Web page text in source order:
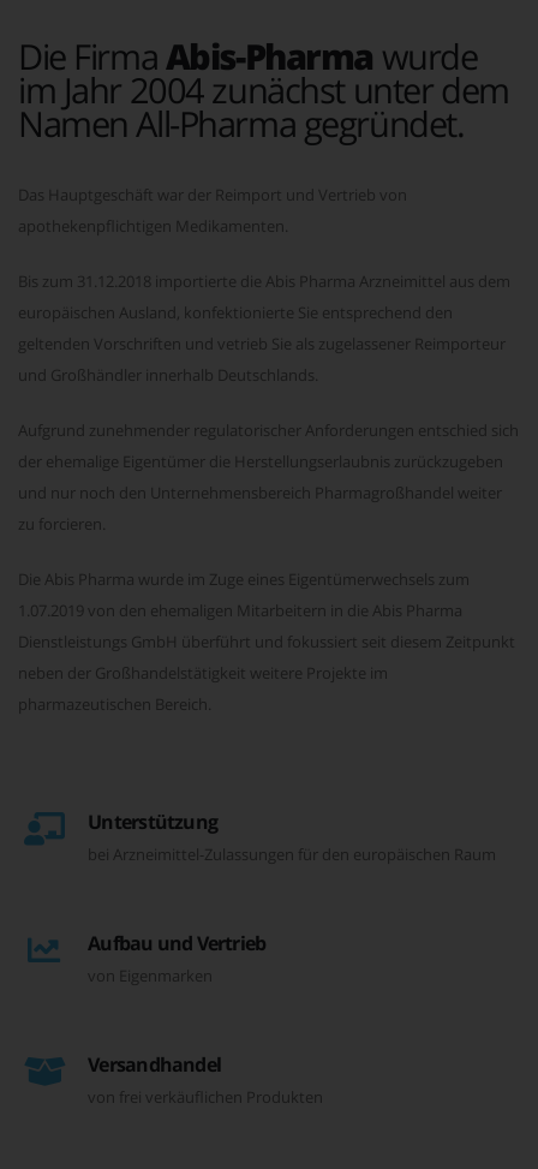
Die Firma Abis-Pharma wurde
im Jahr 2004 zunächst unter dem
Namen All-Pharma gegründet.
Das Hauptgeschäft war der Reimport und Vertrieb von
apothekenpflichtigen Medikamenten.
Bis zum 31.12.2018 importierte die Abis Pharma Arzneimittel aus dem
europäischen Ausland, konfektionierte Sie entsprechend den
geltenden Vorschriften und vetrieb Sie als zugelassener Reimporteur
und Großhändler innerhalb Deutschlands.
Aufgrund zunehmender regulatorischer Anforderungen entschied sich
der ehemalige Eigentümer die Herstellungserlaubnis zurückzugeben
und nur noch den Unternehmensbereich Pharmagroßhandel weiter
zu forcieren.
Die Abis Pharma wurde im Zuge eines Eigentümerwechsels zum
1.07.2019 von den ehemaligen Mitarbeitern in die Abis Pharma
Dienstleistungs GmbH überführt und fokussiert seit diesem Zeitpunkt
neben der Großhandelstätigkeit weitere Projekte im
pharmazeutischen Bereich.
Unterstützung
bei Arzneimittel-Zulassungen für den europäischen Raum
Aufbau und Vertrieb
von Eigenmarken
Versandhandel
von frei verkäuflichen Produkten